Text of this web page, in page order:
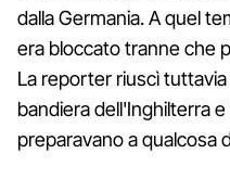
dalla Germania. A quel
era bloccato tranne che
La reporter riuscì
bandiera dell'Inghilterra
preparavano a qualcosa